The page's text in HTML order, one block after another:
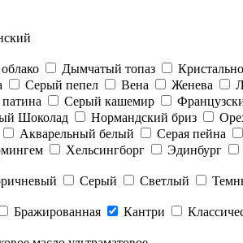
Дымчатый топаз
Серый пепел Вена Женева
Серый кашемир
Шоколад Нормандский бриз
Акварельный белый Серая пейна
Хельсингборг Эдинбург
Серый Светлый
Бражированная Кантри